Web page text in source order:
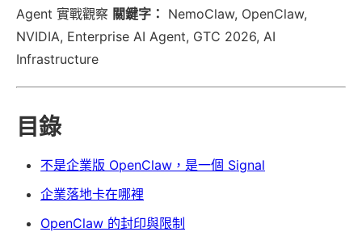
Agent 實戰觀察 關鍵字： NemoClaw, OpenClaw,
NVIDIA, Enterprise AI Agent, GTC 2026, AI
Infrastructure
目錄
不是企業版 OpenClaw，是一個 Signal
企業落地卡在哪裡
OpenClaw 的封印與限制